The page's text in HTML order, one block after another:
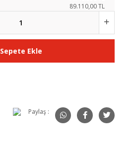
89.110,00 TL
Sepete Ekle
Paylaş :